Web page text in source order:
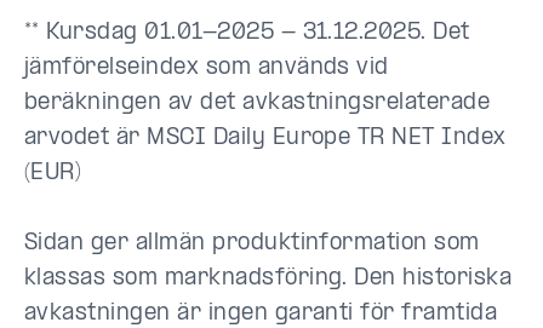
** Kursdag 01.01-2025 - 31.12.2025. Det
jämförelseindex som används vid
beräkningen av det avkastningsrelaterade
arvodet är MSCI Daily Europe TR NET Index
(EUR)
Sidan ger allmän produktinformation som
klassas som marknadsföring. Den historiska
avkastningen är ingen garanti för framtida